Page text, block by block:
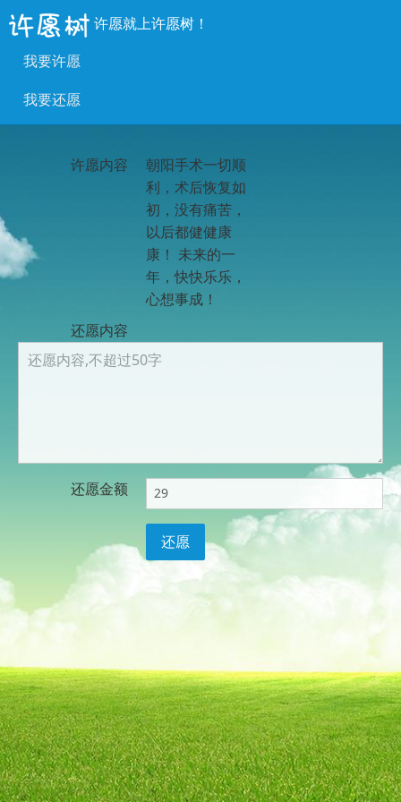
许愿就上许愿树！
我要许愿
我要还愿
许愿内容
朝阳手术一切顺
利，术后恢复如
初，没有痛苦，
以后都健健康
康！ 未来的一
年，快快乐乐，
心想事成！
还愿内容
还愿金额
还愿